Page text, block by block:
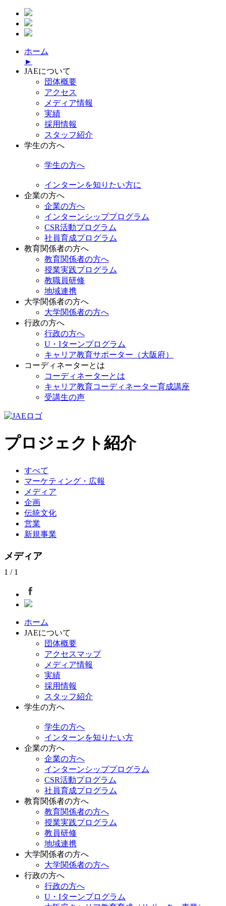
ホーム
►
JAEについて
団体概要
アクセス
メディア情報
実績
採用情報
スタッフ紹介
学生の方へ
学生の方へ
インターンを知りたい方に
企業の方へ
企業の方へ
インターンシッププログラム
CSR活動プログラム
社員育成プログラム
教育関係者の方へ
教育関係者の方へ
授業実践プログラム
教職員研修
地域連携
大学関係者の方へ
大学関係者の方へ
行政の方へ
行政の方へ
U・Iターンプログラム
キャリア教育サポーター（大阪府）
コーディネーターとは
コーディネーターとは
キャリア教育コーディネーター育成講座
受講生の声
プロジェクト紹介
すべて
マーケティング・広報
メディア
企画
伝統文化
営業
新規事業
メディア
1 / 1
ホーム
JAEについて
団体概要
アクセスマップ
メディア情報
実績
採用情報
スタッフ紹介
学生の方へ
学生の方へ
インターンを知りたい方
企業の方へ
企業の方へ
インターンシッププログラム
CSR活動プログラム
社員育成プログラム
教育関係者の方へ
教育関係者の方へ
授業実践プログラム
教員研修
地域連携
大学関係者の方へ
大学関係者の方へ
行政の方へ
行政の方へ
U・Iターンプログラム